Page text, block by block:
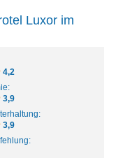
Luxor im
4,2
3,9
3,9